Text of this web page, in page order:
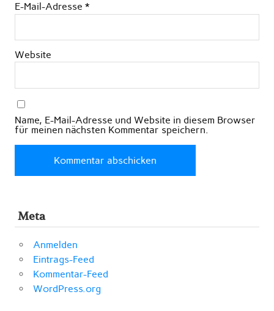
E-Mail-Adresse *
Website
Name, E-Mail-Adresse und Website in diesem Browser
für meinen nächsten Kommentar speichern.
Meta
Anmelden
Eintrags-Feed
Kommentar-Feed
WordPress.org